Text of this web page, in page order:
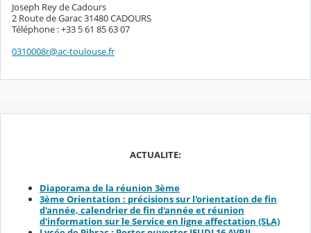
Joseph Rey de Cadours
2 Route de Garac 31480 CADOURS
Téléphone : +33 5 61 85 63 07
0310008r@ac-toulouse.fr
ACTUALITE:
Diaporama de la réunion 3ème
3ème Orientation : précisions sur l'orientation de fin
d'année, calendrier de fin d'année et réunion
d'information sur le Service en ligne affectation (SLA)